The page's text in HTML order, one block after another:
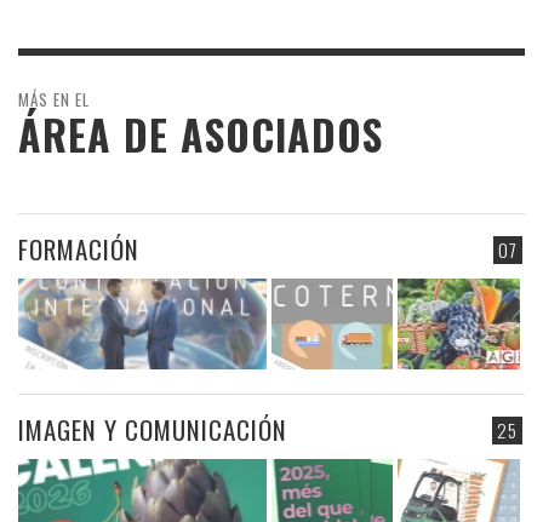
MÁS EN EL
ÁREA DE ASOCIADOS
07
FORMACIÓN
25
IMAGEN Y COMUNICACIÓN